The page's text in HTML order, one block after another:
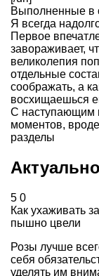
Выполненные в
Я всегда
Первое
завораживает,
великолепия
отдельные
соображать, а
восхищаешься
С наступающим
моментов, вроде
разделы
Актуально
5 0
Как ухаживать
пышно цвели
Розы лучше
себя
уделять им